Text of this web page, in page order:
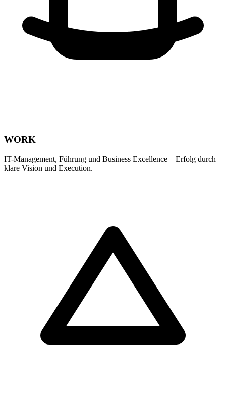
WORK
IT-Management, Führung und Business Excellence – Erfolg durch
klare Vision und Execution.